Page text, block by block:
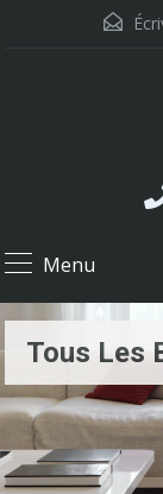
Menu
Tous Les